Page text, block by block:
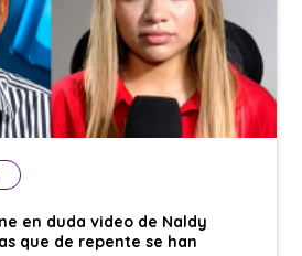
en duda video de Naldy
que de repente se han